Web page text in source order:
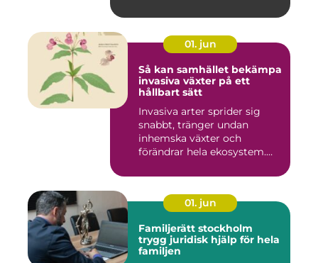
01. jun
Så kan samhället bekämpa
invasiva växter på ett
hållbart sätt
Invasiva arter sprider sig
snabbt, tränger undan
inhemska växter och
förändrar hela ekosystem.
01. jun
Familjerätt stockholm
trygg juridisk hjälp för hela
familjen